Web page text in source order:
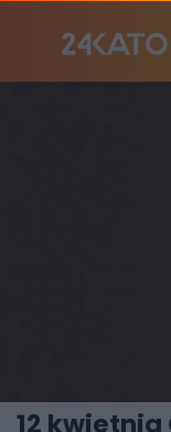
12 kwietnia